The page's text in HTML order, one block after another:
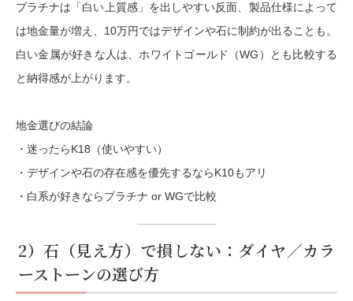
プラチナは「白い上質感」を出しやすい反面、製品仕様によって
は地金量が増え、10万円ではデザインや石に制約が出ることも。
白い金属が好きな人は、ホワイトゴールド（WG）とも比較する
と納得感が上がります。
地金選びの結論
・迷ったらK18（使いやすい）
・デザインや石の存在感を優先するならK10もアリ
・白系が好きならプラチナ or WGで比較
2）石（見え方）で損しない：ダイヤ／カラ
ーストーンの選び方